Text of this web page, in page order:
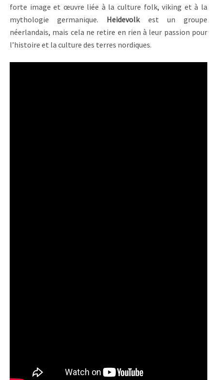
forte image et œuvre liée à la culture folk, viking et à la
mythologie germanique. Heidevolkest un groupe
néerlandais, mais cela ne retire en rien à leur passion pour
l’histoire et la culture des terres nordiques.